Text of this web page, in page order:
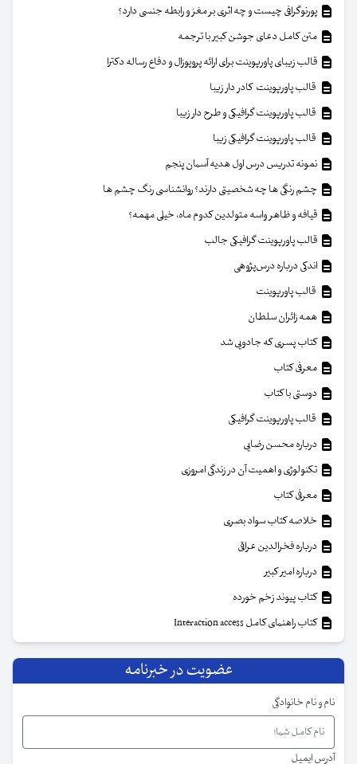
پورنوگرافی چیست و چه اثری بر مغز و رابطه جنسی دارد؟
متن کامل دعای جوشن کبیر با ترجمه
قالب زیبای پاورپوینت برای ارائه پروپوزال و دفاع رساله دکترا
قالب پاورپوینت کادر دار زیبا
قالب پاورپوینت گرافیکی و طرح دار زیبا
قالب پاورپوینت گرافیکی زیبا
نمونه تدریس درس اول هدیه آسمان پنجم
چشم رنگی ها چه شخصیتی دارند؟ روانشناسی رنگ چشم ها
قیافه و ظاهر واسه متولدین کدوم ماه، خیلی مهمه؟
قالب پاورپوینت گرافیکی جالب
اندکی درباره درس‌پژوهی
قالب پاورپوینت
همه زائران سلطان
کتاب پسری که جادویی شد
معرفی کتاب
دوستی با کتاب
قالب پاورپوینت گرافیکی
درباره محسن رضایی
تکنولوژی و اهمیت آن در زندگی امروزی
معرفی کتاب
خلاصه کتاب سواد بصری
درباره فخرالدین عراقی
درباره امیر کبیر
کتاب پیوند زخم خورده
کتاب راهنمای کامل Interaction access
عضویت در خبرنامه
نام و نام خانوادگی
آدرس ایمیل